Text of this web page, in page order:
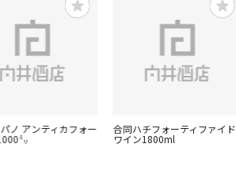
ノ アンティカフォー
㍉
合同ハチフォーティファイド
ワイン1800ml